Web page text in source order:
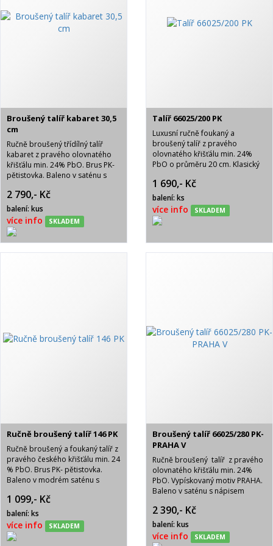
Broušený talíř kabaret 30,5
cm
Ručně broušený třídílný talíř
kabaret z pravého olovnatého
křišťálu min. 24% PbO. Brus PK-
pětistovka. Baleno v saténu s
2 790,- Kč
balení: kus
více info SKLADEM
Talíř 66025/200 PK
Luxusní ručně foukaný a
broušený talíř z pravého
olovnatého křišťálu min. 24%
PbO o průměru 20 cm. Klasický
baleno v modré krabičce se
saténovou výstelkou a logem
Bohemia Crystal.
1 690,- Kč
balení: ks
více info SKLADEM
Ručně broušený talíř 146 PK
Ručně broušený a foukaný talíř z
pravého českého křišťálu min. 24
% PbO. Brus PK- pětistovka.
Baleno v modrém saténu s
1 099,- Kč
balení: ks
více info SKLADEM
Broušený talíř 66025/280 PK-
PRAHA V
Ručně broušený talíř z pravého
olovnatého křišťálu min. 24%
PbO. Vypískovaný motiv PRAHA.
Baleno v saténu s nápisem
2 390,- Kč
balení: kus
více info SKLADEM